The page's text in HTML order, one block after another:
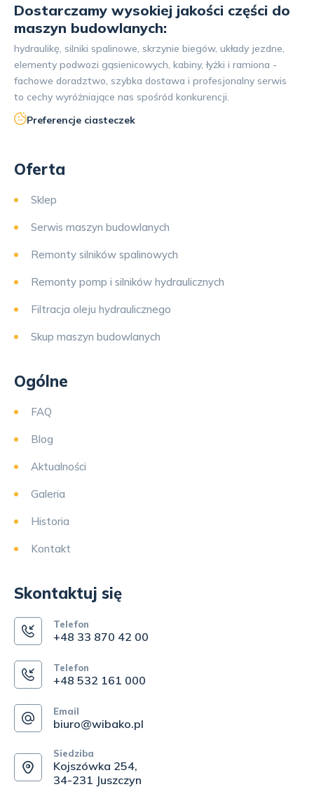
Dostarczamy wysokiej jakości części do
maszyn budowlanych:
hydraulikę, silniki spalinowe, skrzynie biegów, układy jezdne,
elementy podwozi gąsienicowych, kabiny, łyżki i ramiona -
fachowe doradztwo, szybka dostawa i profesjonalny serwis
to cechy wyróżniające nas spośród konkurencji.
Preferencje ciasteczek
Oferta
Sklep
Serwis maszyn budowlanych
Remonty silników spalinowych
Remonty pomp i silników hydraulicznych
Filtracja oleju hydraulicznego
Skup maszyn budowlanych
Ogólne
FAQ
Blog
Aktualności
Galeria
Historia
Kontakt
Skontaktuj się
Telefon
+48 33 870 42 00
Telefon
+48 532 161 000
Email
biuro@wibako.pl
Siedziba
Kojszówka 254,
34-231 Juszczyn